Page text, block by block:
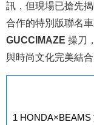
訊，但現場已搶先
合作的特別版聯名
GUCCIMAZE 操刀
與時尚文化完美結合
1 HONDA×BEAMS